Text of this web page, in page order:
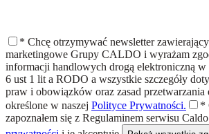
* Chcę otrzymywać newsletter zawierający
marketingowe Grupy CALDO i wyrażam
informacji handlowych drogą elektroniczną w
6 ust 1 lit a RODO a wszystkie szczegóły
praw i obowiązków oraz zasad przetwarzania
określone w naszej Polityce Prywatności. *
zapoznałem się z Regulaminem serwisu